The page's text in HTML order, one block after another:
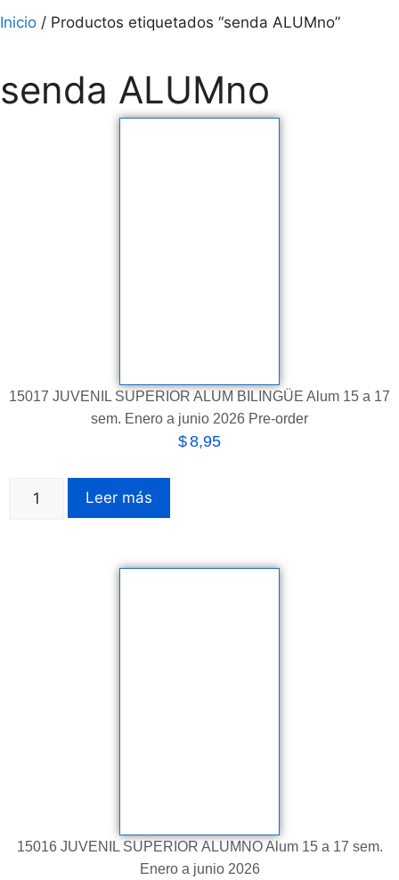
Inicio / Productos etiquetados “senda ALUMno”
senda ALUMno
15017 JUVENIL SUPERIOR ALUM BILINGÜE Alum 15 a 17
sem. Enero a junio 2026 Pre-order
$8,95
Leer más
15016 JUVENIL SUPERIOR ALUMNO Alum 15 a 17 sem.
Enero a junio 2026